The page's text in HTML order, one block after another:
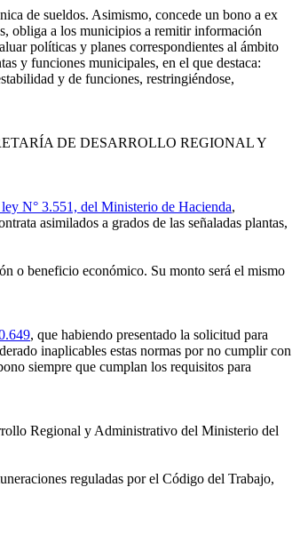
de sueldos. Asimismo, concede un bono a ex
obliga a los municipios a remitir información
políticas y planes correspondientes al ámbito
y funciones municipales, en el que destaca:
y de funciones, restringiéndose,
DE DESARROLLO REGIONAL Y
N° 3.551, del Ministerio de Hacienda,
asimilados a grados de las señaladas plantas,
o beneficio económico. Su monto será el mismo
, que habiendo presentado la solicitud para
inaplicables estas normas por no cumplir con
siempre que cumplan los requisitos para
Regional y Administrativo del Ministerio del
reguladas por el Código del Trabajo,